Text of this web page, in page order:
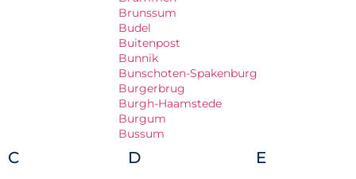
Brunssum
Budel
Buitenpost
Bunnik
Bunschoten-Spakenburg
Burgerbrug
Burgh-Haamstede
Burgum
Bussum
C D E